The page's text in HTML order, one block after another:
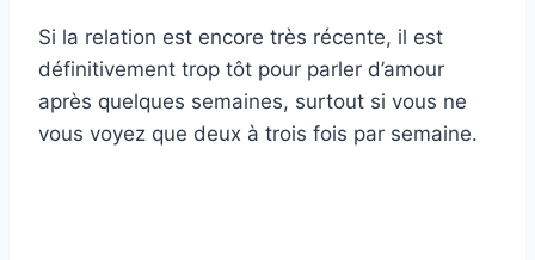
Si la relation est encore très récente, il est
définitivement trop tôt pour parler d’amour
après quelques semaines, surtout si vous ne
vous voyez que deux à trois fois par semaine.